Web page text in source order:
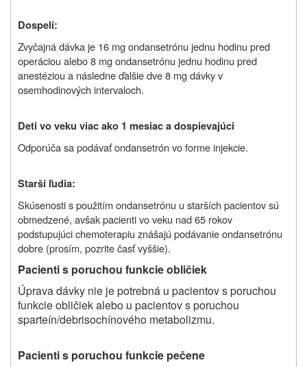
Dospelí:
Zvyčajná dávka je 16 mg ondansetrónu jednu hodinu pred
operáciou alebo 8 mg ondansetrónu jednu hodinu pred
anestéziou a následne ďalšie dve 8 mg dávky v
osemhodinových intervaloch.
Deti vo veku viac ako 1 mesiac a dospievajúci
Odporúča sa podávať ondansetrón vo forme injekcie.
Starší ľudia:
Skúsenosti s použitím ondansetrónu u starších pacientov sú
obmedzené, avšak pacienti vo veku nad 65 rokov
podstupujúci chemoterapiu znášajú podávanie ondansetrónu
dobre (prosím, pozrite časť vyššie).
Pacienti s poruchou funkcie obličiek
Úprava dávky nie je potrebná u pacientov s poruchou
funkcie obličiek alebo u pacientov s poruchou
sparteín/debrisochínového metabolizmu.
Pacienti s poruchou funkcie pečene